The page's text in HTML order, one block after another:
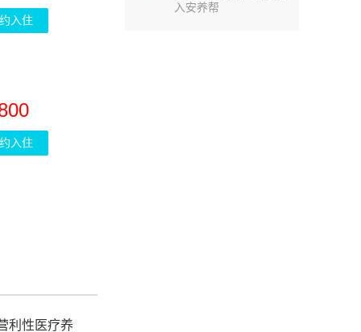
入住
入住
利性医疗养
入安养帮